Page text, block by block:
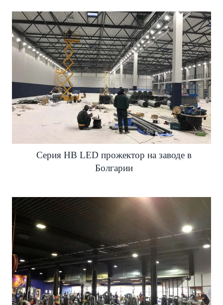
Серия HB LED прожектор на заводе в
Болгарии